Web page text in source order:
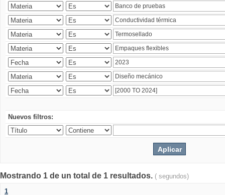
Nuevos filtros:
Mostrando 1 de un total de 1 resultados. ( segundos)
1